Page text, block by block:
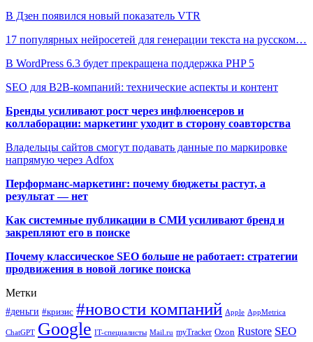
В Дзен появился новый показатель VTR
17 популярных нейросетей для генерации текста на русском…
В WordPress 6.3 будет прекращена поддержка PHP 5
SEO для B2B-компаний: технические аспекты и контент
Бренды усиливают рост через инфлюенсеров и
коллаборации: маркетинг уходит в сторону соавторства
Владельцы сайтов смогут подавать данные по маркировке
напрямую через Adfox
Перформанс-маркетинг: почему бюджеты растут, а
результат — нет
Как системные публикации в СМИ усиливают бренд и
закрепляют его в поиске
Почему классическое SEO больше не работает: стратегии
продвижения в новой логике поиска
Метки
#деньги #кризис #новости компаний Apple AppMetrica
ChatGPT Google IT-специалисты Mail.ru myTracker Ozon Rustore SEO